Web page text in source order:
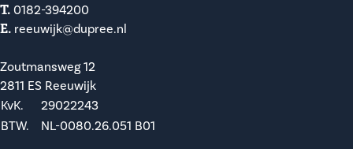
T. 0182-394200
E. reeuwijk@dupree.nl
Zoutmansweg 12
2811 ES Reeuwijk
KvK.
29022243
BTW.
NL-0080.26.051 B01